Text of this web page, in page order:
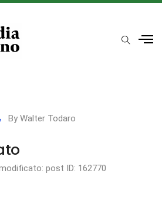
By Walter Todaro
post ID: 162770